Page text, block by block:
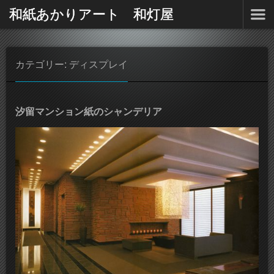
和紙あかりアート 和灯屋
カテゴリー: ディスプレイ
汐留マンション紙のシャンデリア